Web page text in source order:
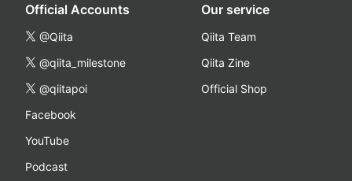
Official Accounts
@Qiita
@qiita_milestone
@qiitapoi
Facebook
YouTube
Podcast
Our service
Qiita Team
Qiita Zine
Official Shop